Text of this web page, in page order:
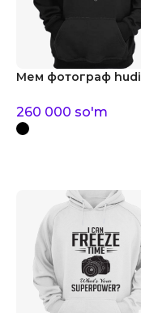
Мем фотограф hudi
260 000 so'm